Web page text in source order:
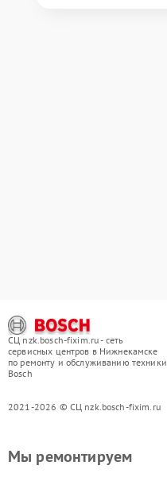
СЦ nzk.bosch-fixim.ru - сеть
сервисных центров в Нижнекамске
по ремонту и обслуживанию техники
Bosch
2021-2026 © СЦ nzk.bosch-fixim.ru
Мы ремонтируем